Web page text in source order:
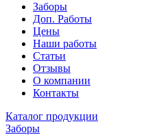
Заборы
Доп. Работы
Цены
Наши работы
Статьи
Отзывы
О компании
Контакты
Каталог продукции
Заборы